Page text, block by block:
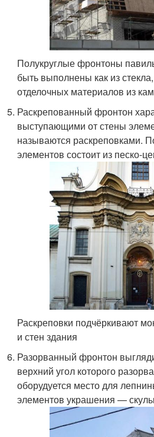
Полукруглые фронтоны
быть выполнены как из
отделочных материалов из
Раскрепованный фронтон
выступающими от стены
называются раскреповками.
элементов состоит из песко-
Раскреповки подчёркивают
и стен здания
Разорванный фронтон
верхний угол которого
оборудуется место для
элементов украшения —